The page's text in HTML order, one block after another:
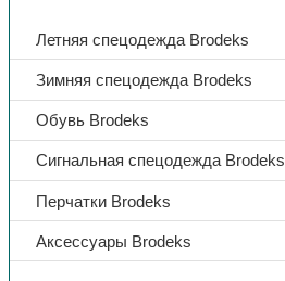
Летняя спецодежда Brodeks
Зимняя спецодежда Brodeks
Обувь Brodeks
Сигнальная спецодежда Brodeks
Перчатки Brodeks
Аксессуары Brodeks